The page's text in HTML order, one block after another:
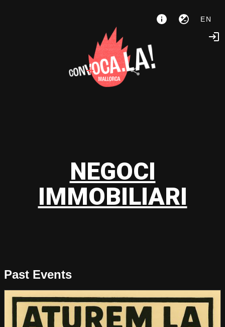
EN
NEGOCI
IMMOBILIARI
Past Events